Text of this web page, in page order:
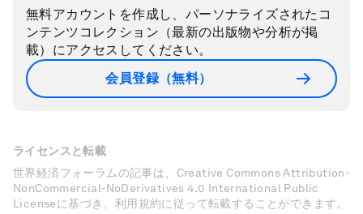
無料アカウントを作成し、パーソナライズされたコ
ンテンツコレクション（最新の出版物や分析が掲
載）にアクセスしてください。
会員登録（無料）
ライセンスと転載
世界経済フォーラムの記事は、Creative Commons Attribution-
NonCommercial-NoDerivatives 4.0 International Public
Licenseに基づき、利用規約に従って転載することができます。